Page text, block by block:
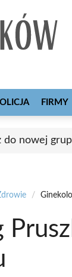
FIRMY
do nowej
/